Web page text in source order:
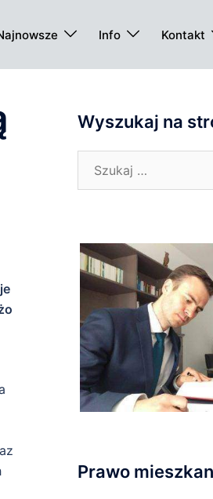
Info Kontakt
Wyszukaj na
Prawo